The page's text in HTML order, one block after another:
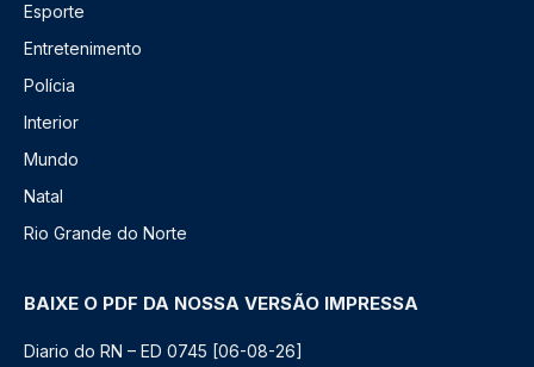
Esporte
Entretenimento
Polícia
Interior
Mundo
Natal
Rio Grande do Norte
BAIXE O PDF DA NOSSA VERSÃO IMPRESSA
Diario do RN – ED 0745 [06-08-26]